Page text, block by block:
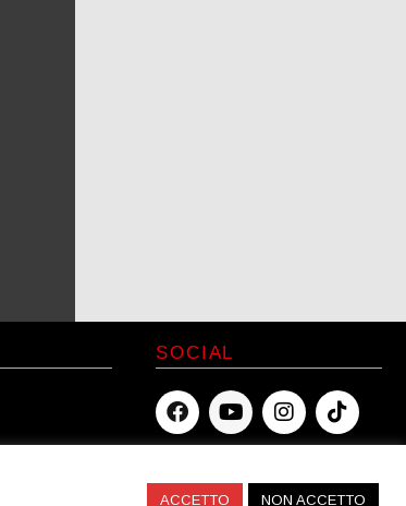
SOCIAL
ACCETTO NON ACCETTO